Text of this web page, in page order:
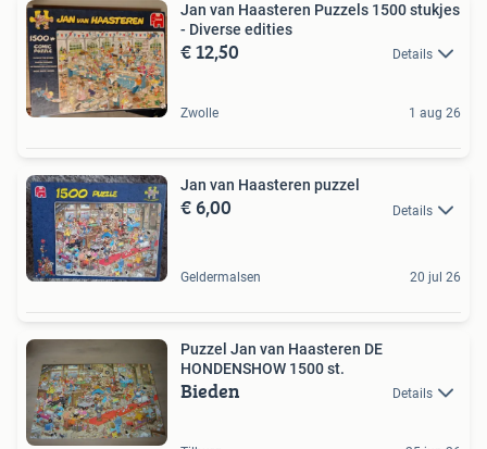
Jan van Haasteren Puzzels 1500 stukjes
- Diverse edities
€ 12,50 Details
Zwolle 1 aug 26
Jan van Haasteren puzzel
€ 6,00 Details
Geldermalsen 20 jul 26
Puzzel Jan van Haasteren DE
HONDENSHOW 1500 st.
Bieden Details